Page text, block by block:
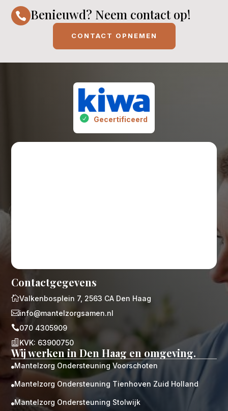
 Benieuwd? Neem contact op!
CONTACT OPNEMEN
Gecertificeerd
Contactgegevens
Valkenbosplein 7, 2563 CA Den Haag
info@mantelzorgsamen.nl
070 4305909
 KVK: 63900750
Wij werken in Den Haag en omgeving.
Mantelzorg Ondersteuning Voorschoten
Mantelzorg Ondersteuning Tienhoven Zuid Holland
Mantelzorg Ondersteuning Stolwijk